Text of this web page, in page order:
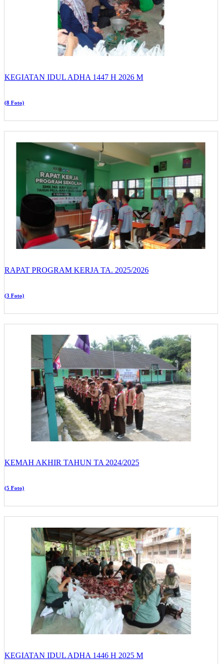
KEGIATAN IDUL ADHA 1447 H 2026 M
(8 Foto)
RAPAT PROGRAM KERJA TA. 2025/2026
(3 Foto)
KEMAH AKHIR TAHUN TA 2024/2025
(5 Foto)
KEGIATAN IDUL ADHA 1446 H 2025 M